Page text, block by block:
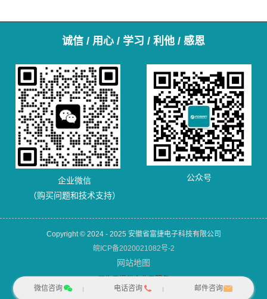
诚信 / 用心 / 学习 / 利他 / 感恩
企业微信
（购买问题和技术支持）
公众号
Copyright © 2024 - 2025 安徽省富捷电子科技有限公司
皖ICP备2020021082号-2
网站地图
微信咨询
电话咨询 邮件咨询